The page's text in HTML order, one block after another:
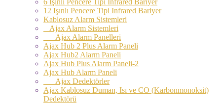
12 Işınlı Pencere Tipi Infrared Bariyer
Kablosuz Alarm Sistemleri
Ajax Alarm Sistemleri
Ajax Alarm Panelleri
Ajax Hub 2 Plus Alarm Paneli
Ajax Hub2 Alarm Paneli
Ajax Hub Plus Alarm Paneli-2
Ajax Hub Alarm Paneli
Ajax Dedektörler
Ajax Kablosuz Duman, Isı ve CO (Karbonmonoksit)
Dedektörü